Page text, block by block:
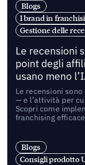
Blogs
I brand in
Gestione delle
Le recensioni
point degli
usano meno
Le recensioni
— e l’attività per
Scopri come
franchising
Blogs
Consigli prodotto